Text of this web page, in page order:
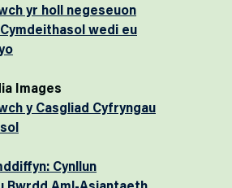
yr holl negeseuon
wedi eu
Images
y Casgliad Cyfryngau
Cynllun